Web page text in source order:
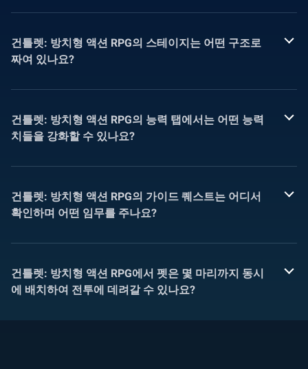
건틀렛: 방치형 액션 RPG의 스테이지는 어떤 구조로
짜여 있나요?
건틀렛: 방치형 액션 RPG의 능력 탭에서는 어떤 능력
치들을 강화할 수 있나요?
건틀렛: 방치형 액션 RPG의 가이드 퀘스트는 어디서
확인하며 어떤 임무를 주나요?
건틀렛: 방치형 액션 RPG에서 펫은 몇 마리까지 동시
에 배치하여 전투에 데려갈 수 있나요?